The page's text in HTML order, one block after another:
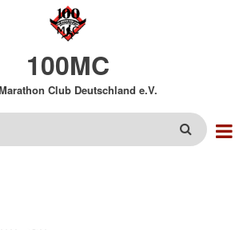
100MC
Club Deutschland e.V.